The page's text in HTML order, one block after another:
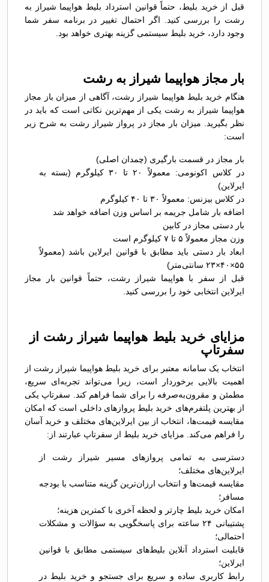
قبل از خرید بلیط، حتماً قوانین استرداد بلیط هواپیما شیراز به
رشت را بررسی کنید. اگر احتمال تغییر در برنامه سفر شما
وجود دارد، خرید بلیط سیستمی گزینه بهتری خواهد بود.
بار مجاز هواپیما شیراز به رشت
هنگام خرید بلیط هواپیما شیراز رشت، آگاهی از میزان باز مجاز
هواپیما شیراز به رشت یکی از مهم‌ترین نکاتی است که باید در
نظر بگیرید. میزان بار مجاز در پرواز شیراز رشت به شرح زیر
است:
بار مجاز در قسمت بارگیری (چمدان اصلی)
در کلاس اکونومی: معمولاً ۲۰ تا ۳۰ کیلوگرم (بسته به
ایرلاین)
در کلاس بیزنس: معمولاً ۳۰ تا ۴۰ کیلوگرم
اضافه بار شامل جریمه بر اساس وزن اضافه خواهد شد
بار دستی مجاز در کابین
وزن مجاز معمولاً ۵ تا ۷ کیلوگرم است
ابعاد بار دستی باید مطابق با قوانین ایرلاین باشد (معمولاً
۵۵×۴۰×۲۳ سانتی‌متر)
قبل از سفر با هواپیما شیراز رشت، حتماً قوانین بار مجاز
ایرلاین انتخابی خود را بررسی کنید.
مزایای خرید بلیط هواپیما شیراز رشت از
سفرتاپ
انتخاب یک سامانه معتبر برای خرید بلیط هواپیما شیراز رشت از
اهمیت بالایی برخوردار است، زیرا می‌تواند تجربه‌ای سریع،
مطمئن و مقرون‌به‌صرفه را برای شما فراهم کند. سفرتاپ یکی
از بهترین پلتفرم‌های خرید بلیط پروازهای داخلی است که امکان
مقایسه قیمت‌ها، انتخاب از بین ایرلاین‌های مختلف و خرید آسان
را فراهم می‌کند. مزایای خرید بلیط از سفرتاپ عبارتند از:
دسترسی به تمامی پروازهای مسیر شیراز رشت از
ایرلاین‌های مختلف؛
مقایسه قیمت‌ها و انتخاب ارزان‌ترین گزینه متناسب با بودجه
مسافر؛
امکان خرید بلیط چارتر و لحظه آخری با کمترین هزینه؛
پشتیبانی ۲۴ ساعته برای پاسخگویی به سؤالات و مشکلات
احتمالی؛
قابلیت استرداد آنلاین بلیط‌های سیستمی مطابق با قوانین
ایرلاین؛
رابط کاربری ساده و سریع برای جستجو و خرید بلیط در